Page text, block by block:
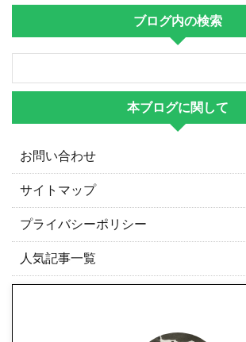
ブログ内の検索
本ブログに関して
お問い合わせ
サイトマップ
プライバシーポリシー
人気記事一覧